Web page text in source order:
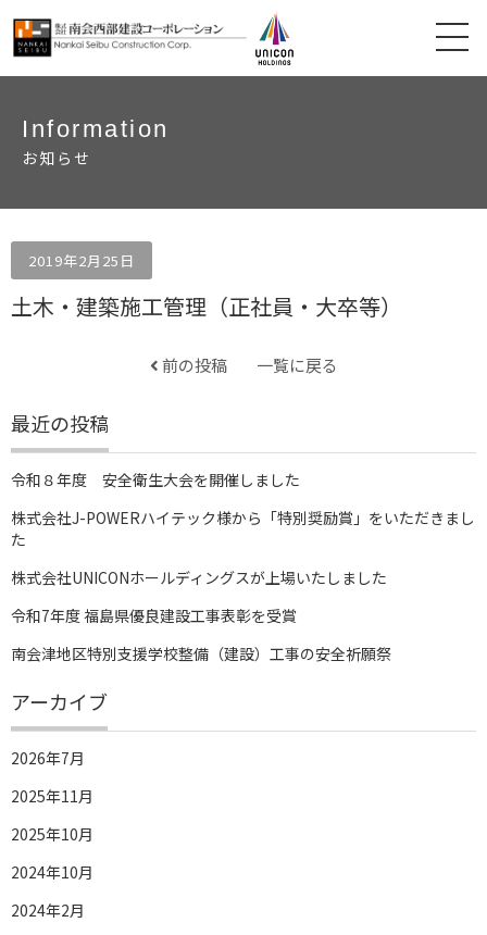
Information
お知らせ
2019年2月25日
土木・建築施工管理（正社員・大卒等）
前の投稿 一覧に戻る
最近の投稿
令和８年度 安全衛生大会を開催しました
株式会社J-POWERハイテック様から「特別奨励賞」をいただきまし
た
株式会社UNICONホールディングスが上場いたしました
令和7年度 福島県優良建設工事表彰を受賞
南会津地区特別支援学校整備（建設）工事の安全祈願祭
アーカイブ
2026年7月
2025年11月
2025年10月
2024年10月
2024年2月